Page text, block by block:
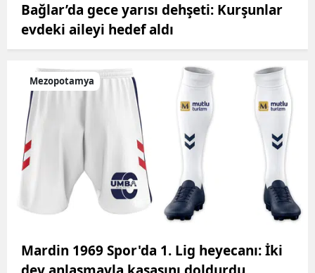
Bağlar’da gece yarısı dehşeti: Kurşunlar
evdeki aileyi hedef aldı
Mezopotamya
Mardin 1969 Spor'da 1. Lig heyecanı: İki